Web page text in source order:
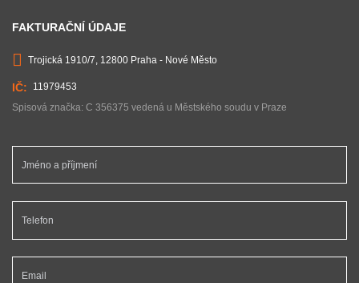
FAKTURAČNÍ ÚDAJE
Trojická 1910/7, 12800 Praha - Nové Město
11979453
Spisová značka: C 356375 vedená u Městského soudu v Praze
Jméno a příjmení *
Telefon *